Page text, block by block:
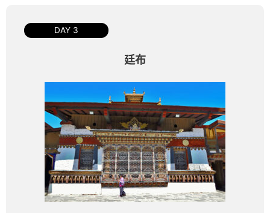
DAY 3
廷布